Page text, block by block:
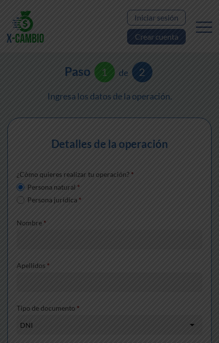
Iniciar sesión
Crear cuenta
Paso 1 de 2
Ingresa los datos de la operación.
Detalles de la operación
¿Cómo quieres realizar tu operación? *
Persona natural *
Persona jurídica *
Nombre*
Apellidos*
Tipo de documento *